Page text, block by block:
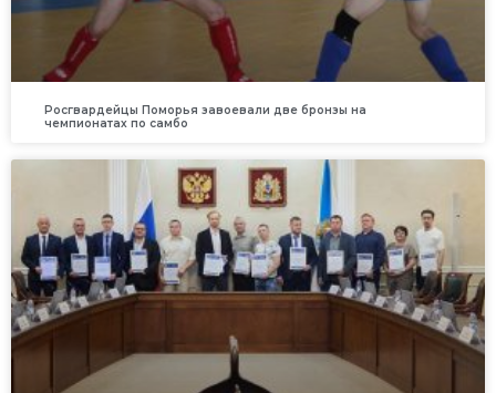
Росгвардейцы Поморья завоевали две бронзы на
чемпионатах по самбо